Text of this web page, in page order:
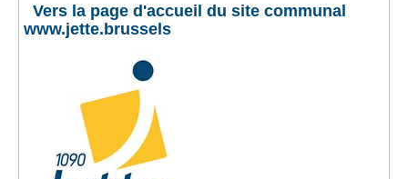
Vers la page d'accueil du site communal
www.jette.brussels